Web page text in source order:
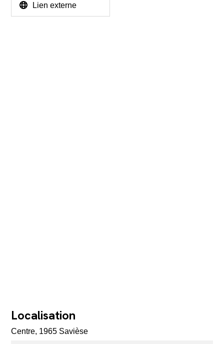
Lien externe
Localisation
Centre, 1965 Savièse